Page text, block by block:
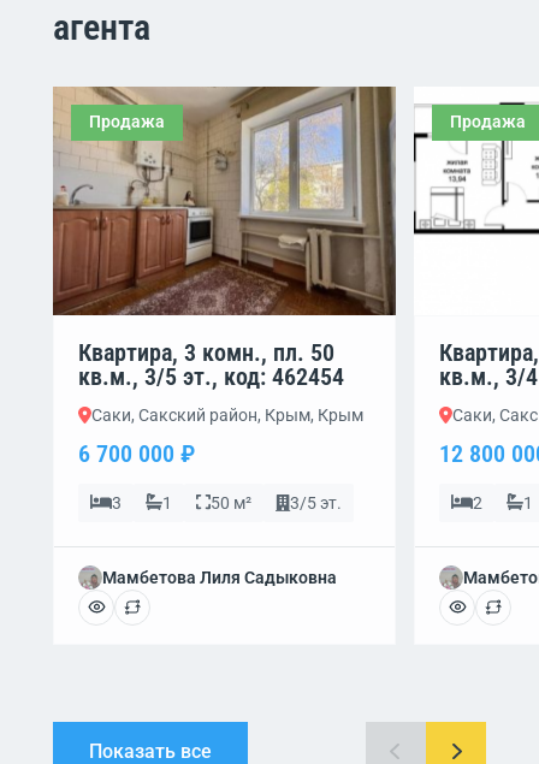
агента
Продажа
Квартира, 3 комн., пл. 50
кв.м., 3/5 эт., код: 462454
Саки, Сакский район, Крым, Крым
6 700 000 ₽
3 1 50 м² 3/5 эт.
Мамбетова Лиля Садыковна
Продажа
кв.м., 3/
Саки,
12 800
2 1
Показать все